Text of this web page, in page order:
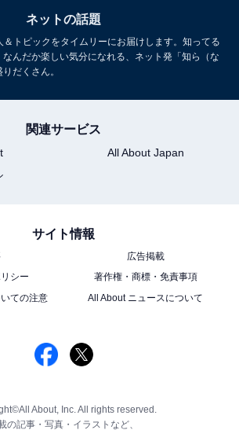
ネットの話題
＆トピックをタイムリーにお届けします。知ってる
んだか楽しい気分になれる、ネット発「知ら（な
だくさん。
関連サービス
All About Japan
サイト情報
広告掲載
シー
著作権・商標・免責事項
ての注意
All About ニュースについて
About, Inc. All rights reserved.
の記事・写真・イラストなど、